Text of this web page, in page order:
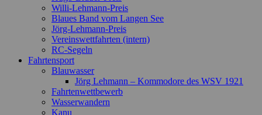
Willi-Lehmann-Preis
Blaues Band vom Langen See
Jörg-Lehmann-Preis
Vereinswettfahrten (intern)
RC-Segeln
Fahrtensport
Blauwasser
Jörg Lehmann – Kommodore des WSV 1921
Fahrtenwettbewerb
Wasserwandern
Kanu